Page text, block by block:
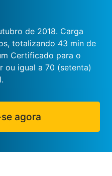
de 2018. Carga
totalizando 43 min de
Certificado para o
ou igual a 70 (setenta)
agora